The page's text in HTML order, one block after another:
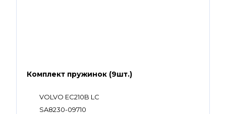
Комплект пружинок (9шт.)
VOLVO EC210B LC
SA8230-09710